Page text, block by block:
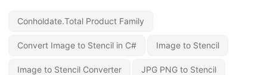
Conholdate.Total Product Family
Convert Image to Stencil in C# Image to Stencil
Image to Stencil Converter JPG PNG to Stencil